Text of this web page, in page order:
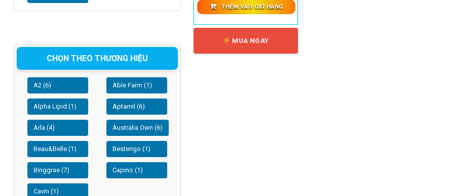
CHỌN THEO THƯƠNG HIỆU
A2 (6) Able Farm (1)
Alpha Lipid (1) Aptamil (6)
Arla (4) Australia Own (6)
Beau&Belle (1) Besterigo (1)
Binggrae (7) Capino (1)
Cavin (1)
THÊM VÀO GIỎ HÀNG
MUA NGAY